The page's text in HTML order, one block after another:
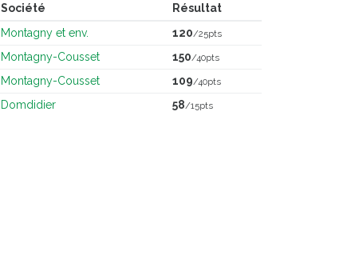
Société
Résultat
Montagny et env. 120/25pts
Montagny-Cousset 150/40pts
Montagny-Cousset 109/40pts
Domdidier 58/15pts